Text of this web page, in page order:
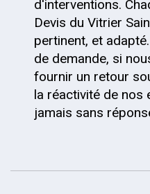
d'interventions.
Devis du Vitrier
pertinent, et
de demande, si
fournir un retour
la réactivité de nos
jamais sans